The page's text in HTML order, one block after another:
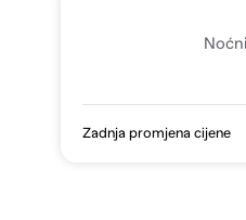
Zadnja promjena cijene